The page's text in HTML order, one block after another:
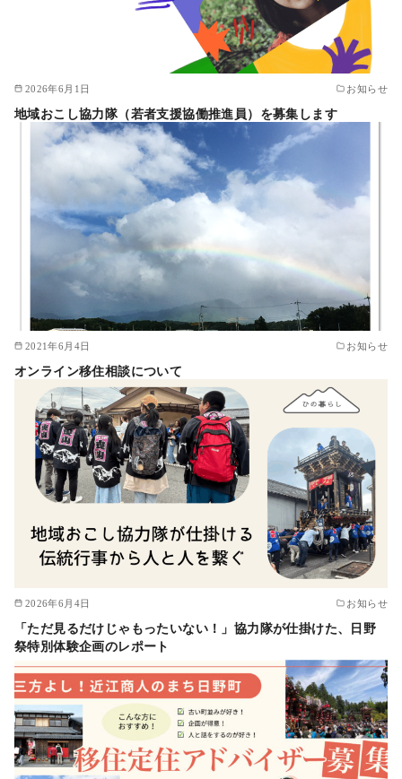
2026年6月1日 お知らせ
地域おこし協力隊（若者支援協働推進員）を募集します
2021年6月4日 お知らせ
オンライン移住相談について
2026年6月4日 お知らせ
「ただ見るだけじゃもったいない！」協力隊が仕掛けた、日野
祭特別体験企画のレポート